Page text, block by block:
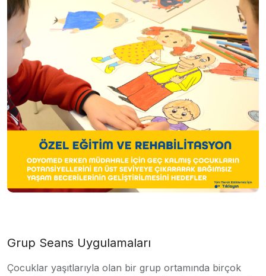
Grup Seans Uygulamaları
Çocuklar yaşıtlarıyla olan bir grup ortamında birçok